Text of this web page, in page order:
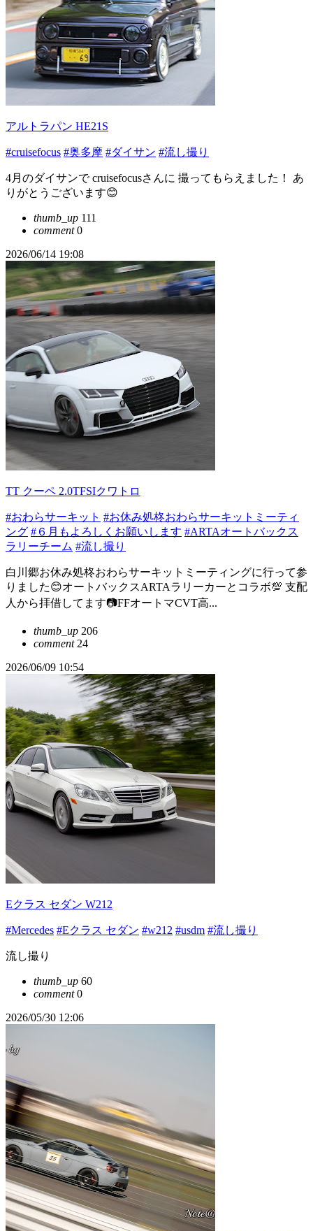
アルトラパン HE21S
#cruisefocus #奥多摩 #ダイサン #流し撮り
4月のダイサンで cruisefocusさんに 撮ってもらえました！ あ
りがとうございます😊
thumb_up 111
comment0
2026/06/14 19:08
TT クーペ 2.0TFSIクワトロ
#おわらサーキット #お休み処柊おわらサーキットミーティ
ング #６月もよろしくお願いします #ARTAオートバックス
ラリーチーム #流し撮り
白川郷お休み処柊おわらサーキットミーティングに行って参
りました😊オートバックスARTAラリーカーとコラボ💯 支配
人から拝借してます📷️FFオートマCVT高...
thumb_up 206
comment24
2026/06/09 10:54
Eクラス セダン W212
#Mercedes #Eクラス セダン #w212 #usdm #流し撮り
流し撮り
thumb_up 60
comment0
2026/05/30 12:06